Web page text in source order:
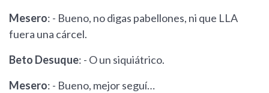
Mesero: - Bueno, no digas pabellones, ni que LLA
fuera una cárcel.
Beto Desuque: - O un siquiátrico.
Mesero: - Bueno, mejor seguí…